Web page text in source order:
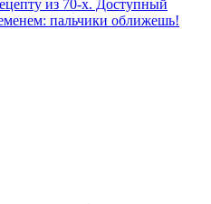
из 70-х. Доступный
пальчики оближешь!